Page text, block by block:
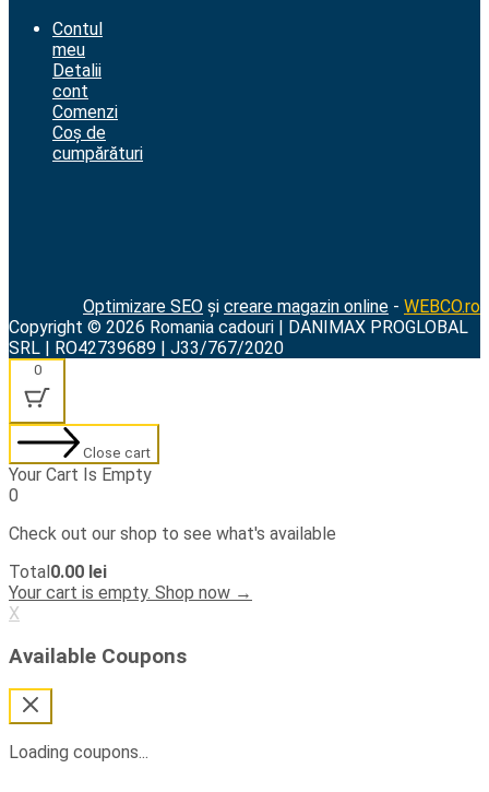
Contul
meu
Detalii
cont
Comenzi
Coș de
cumpărături
Optimizare SEO și creare magazin online - WEBCO.ro
Copyright © 2026 Romania cadouri | DANIMAX PROGLOBAL
SRL | RO42739689 | J33/767/2020
0
Close cart
Your Cart Is Empty
0
Check out our shop to see what's available
Cart
Total:
Total0.00 lei
Your cart is empty. Shop now →
X
Available Coupons
Loading coupons...